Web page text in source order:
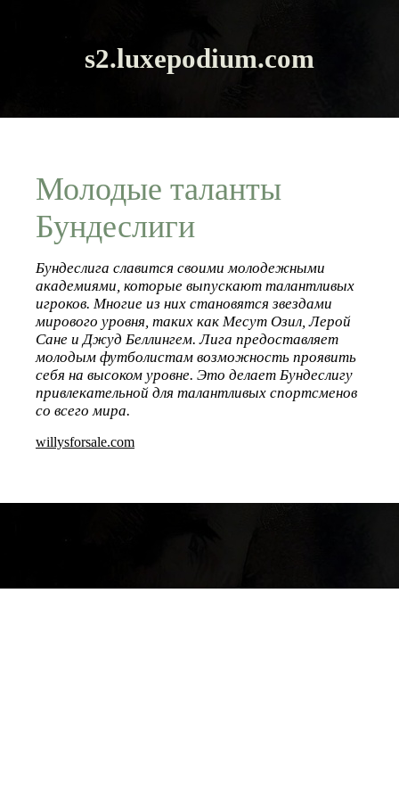
s2.luxepodium.com
Молодые таланты
Бундеслиги
Бундеслига славится своими молодежными
академиями, которые выпускают талантливых
игроков. Многие из них становятся звездами
мирового уровня, таких как Месут Озил, Лерой
Сане и Джуд Беллингем. Лига предоставляет
молодым футболистам возможность проявить
себя на высоком уровне. Это делает Бундеслигу
привлекательной для талантливых спортсменов
со всего мира.
willysforsale.com